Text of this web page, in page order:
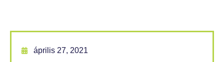
április 27, 2021